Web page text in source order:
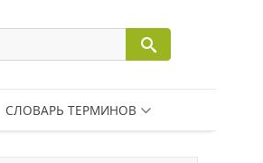
СЛОВАРЬ ТЕРМИНОВ